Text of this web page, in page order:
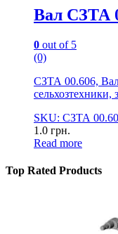
Вал СЗТА
0 out of 5
(0)
СЗТА 00.606,
сельхозтехники,
SKU: СЗТА
1.0 грн.
Read more
Top Rated Products